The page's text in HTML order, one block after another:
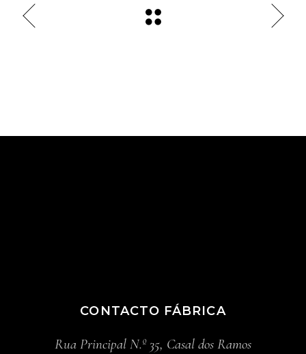
CONTACTO FÁBRICA
Rua Principal N.º 35, Casal dos Ramos